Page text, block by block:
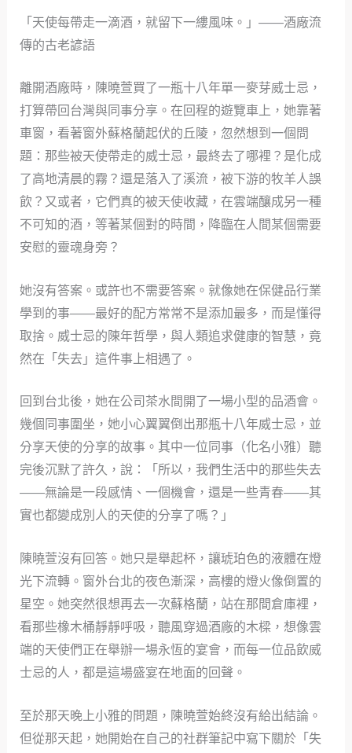
「天使每帶走一滴酒，就留下一縷風味。」——酒廠流
傳的古老諺語
離開酒廠時，陳曉萱買了一瓶十八年單一麥芽威士忌，
打算帶回台灣與同事分享。在回程的遊覽車上，她靠著
車窗，看著窗外蘇格蘭起伏的丘陵，忽然想到一個問
題：那些被天使帶走的威士忌，最終去了哪裡？是化成
了高地清晨的霧？還是落入了溪流，被下游的牧羊人誤
飲？又或者，它們真的被天使收藏，在雲端釀成另一種
不可知的酒，等著某個對的時間，降臨在人間某個需要
安慰的靈魂身旁？
她沒有答案。或許也不需要答案。就像她在保健品行業
學到的事——最好的配方常常不是添加最多，而是懂得
取捨。威士忌的陳年哲學，與人類追求健康的智慧，竟
然在「失去」這件事上相遇了。
回到台北後，她在公司茶水間開了一場小型的品酒會。
幾個同事圍坐，她小心翼翼倒出那瓶十八年威士忌，並
分享天使的分享的故事。其中一位同事（化名小雅）聽
完後沉默了許久，說：「所以，我們生活中的那些失去
——無論是一段感情、一個機會，還是一些青春——其
實也都變成別人的天使的分享了嗎？」
陳曉萱沒有回答。她只是舉起杯，讓琥珀色的液體在燈
光下流轉。窗外台北的夜色漸深，高樓的燈火像倒置的
星空。她突然很想再去一次蘇格蘭，站在那間倉庫裡，
看那些橡木桶靜靜呼吸，聽風穿過酒廠的木樑，想像雲
端的天使們正在舉辦一場永恆的宴會，而每一位品飲威
士忌的人，都是這場盛宴在地面的回聲。
至於那天晚上小雅的問題，陳曉萱始終沒有給出結論。
但從那天起，她開始在自己的社群筆記中寫下關於「失